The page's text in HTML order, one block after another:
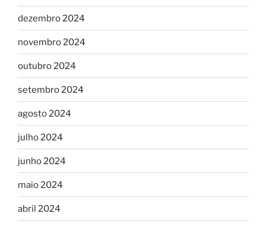
dezembro 2024
novembro 2024
outubro 2024
setembro 2024
agosto 2024
julho 2024
junho 2024
maio 2024
abril 2024